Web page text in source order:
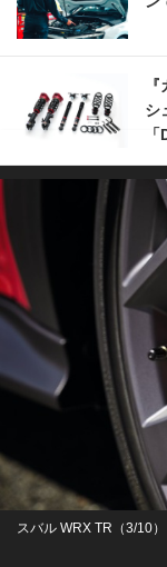
シ
スバル WRX TR（3/10）